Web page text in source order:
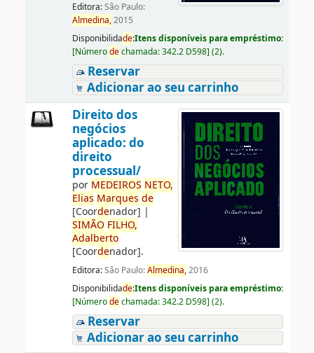
Editora:São Paulo:
Almedina,2015
Disponibilidade:Itens disponíveis para empréstimo:
[Númerodechamada:342.2 D598] (2).
Reservar
Adicionar ao seu carrinho
Direito dos
negócios
aplicado: do
direito
processual/
por MEDEIROS NETO,
Elias Marques de
[Coordenador] |
SIMÃO FILHO,
Adalberto
[Coordenador].
Editora:São Paulo:Almedina,2016
Disponibilidade:Itens disponíveis para empréstimo:
[Númerodechamada:342.2 D598] (2).
Reservar
Adicionar ao seu carrinho